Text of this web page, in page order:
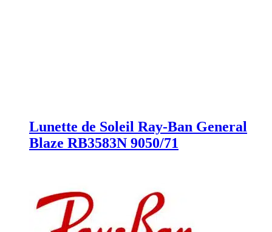
Lunette de Soleil Ray-Ban General
Blaze RB3583N 9050/71